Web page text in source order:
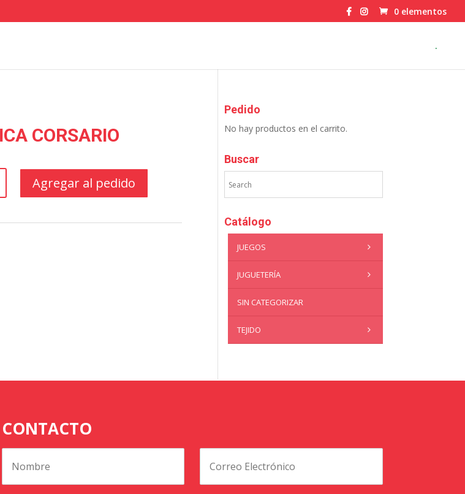
0 elementos
.
CORSARIO
Agregar al pedido
Pedido
No hay productos en el carrito.
Buscar
Catálogo
JUEGOS
JUGUETERÍA
SIN CATEGORIZAR
TEJIDO
CONTACTO